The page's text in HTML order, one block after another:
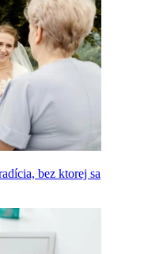
bez ktorej sa